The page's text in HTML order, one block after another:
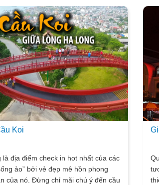
gì thú vị và hấp dẫn bạn nhé!
Koi
là địa điểm check in hot nhất của các
ảo” bởi vẻ đẹp mê hồn phong
của nó. Đừng chỉ mãi chú ý đến cầu